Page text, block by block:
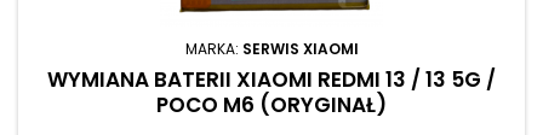
MARKA: SERWIS XIAOMI
WYMIANA BATERII XIAOMI REDMI 13 / 13 5G /
POCO M6 (ORYGINAŁ)